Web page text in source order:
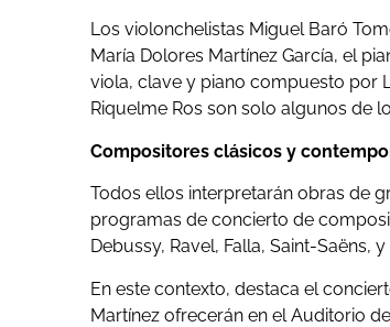
Los violonchelistas Miguel Baró
María Dolores Martínez García, el
viola, clave y piano compuesto por
Riquelme Ros son solo algunos de
Compositores clásicos y
Todos ellos interpretarán obras de
programas de concierto de
Debussy, Ravel, Falla, Saint-Saëns,
En este contexto, destaca el
Martínez ofrecerán en el Auditorio